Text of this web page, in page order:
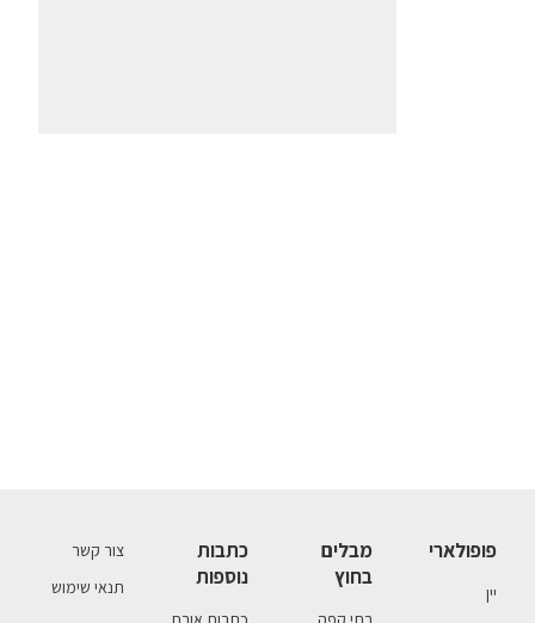
פופולארי
יין
מבלים
בחוץ
כתבות
נוספות
צור קשר
תנאי שימוש